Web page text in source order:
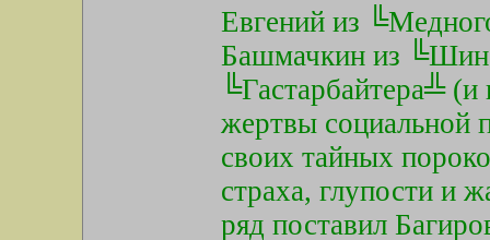
Евгений из
Башмачкин из
╚Гастарбайтера╩
жертвы социальной
своих тайных
страха, глупости и
ряд поставил